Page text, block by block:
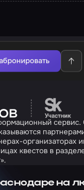
Квесты компании
Перейти
сервис.
организаторах
квестов в
на